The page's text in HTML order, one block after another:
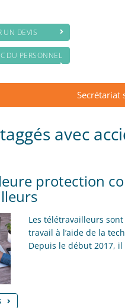
UN DEVIS
DU PERSONNEL
Secrétariat
avec
protection
Les télétravailleurs
travail à l’aide de la
Depuis le début 2017,